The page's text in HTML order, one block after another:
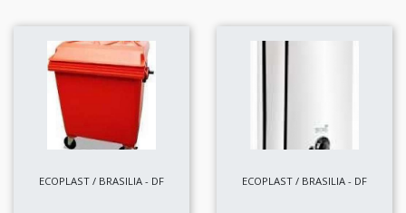
ECOPLAST / BRASILIA - DF ECOPLAST / BRASILIA - DF